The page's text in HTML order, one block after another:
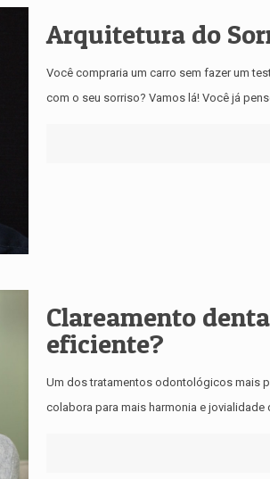
Arquitetura do
Você compraria um carro sem fazer um
com o seu sorriso? Vamos lá! Você já
Clareamento
eficiente?
Um dos tratamentos odontológicos mais
colabora para mais harmonia e